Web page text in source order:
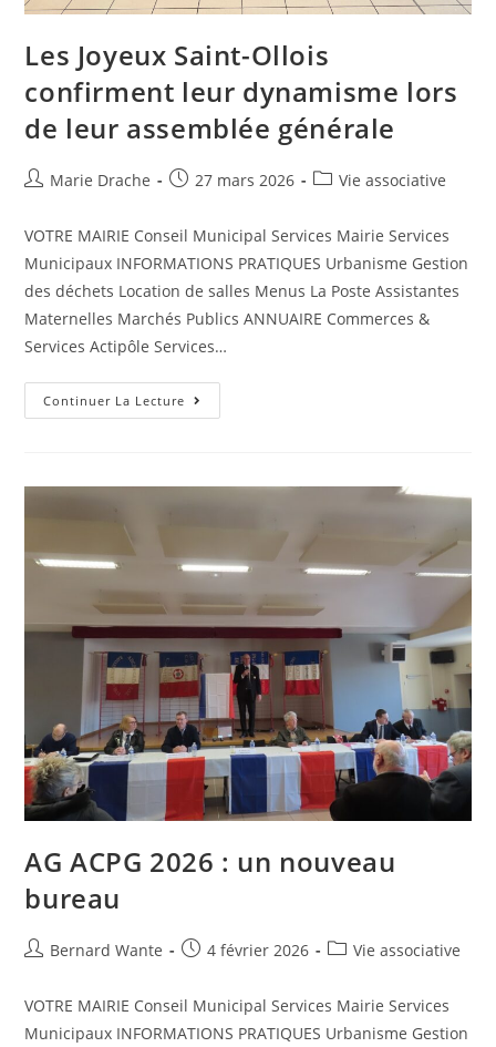
Les Joyeux Saint-Ollois
confirment leur dynamisme lors
de leur assemblée générale
Marie Drache 27 mars 2026 Vie associative
VOTRE MAIRIE Conseil Municipal Services Mairie Services
Municipaux INFORMATIONS PRATIQUES Urbanisme Gestion
des déchets Location de salles Menus La Poste Assistantes
Maternelles Marchés Publics ANNUAIRE Commerces &
Services Actipôle Services…
Continuer La Lecture
AG ACPG 2026 : un nouveau
bureau
Bernard Wante 4 février 2026 Vie associative
VOTRE MAIRIE Conseil Municipal Services Mairie Services
Municipaux INFORMATIONS PRATIQUES Urbanisme Gestion